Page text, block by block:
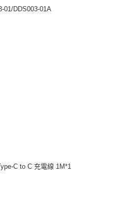
)免運費
)免運費
01/DDS003-01A
C to C 充電線 1M*1